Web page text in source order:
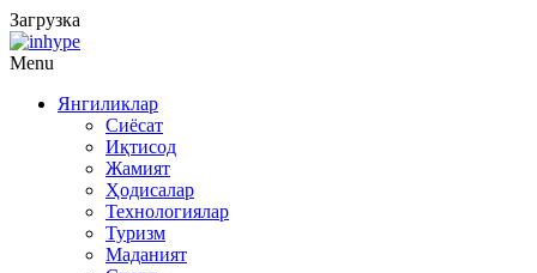
Загрузка
Menu
Янгиликлар
Сиёсат
Иқтисод
Жамият
Ҳодисалар
Технологиялар
Туризм
Маданият